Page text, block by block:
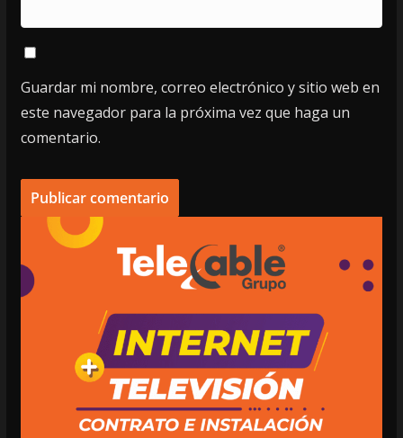
Guardar mi nombre, correo electrónico y sitio web en
este navegador para la próxima vez que haga un
comentario.